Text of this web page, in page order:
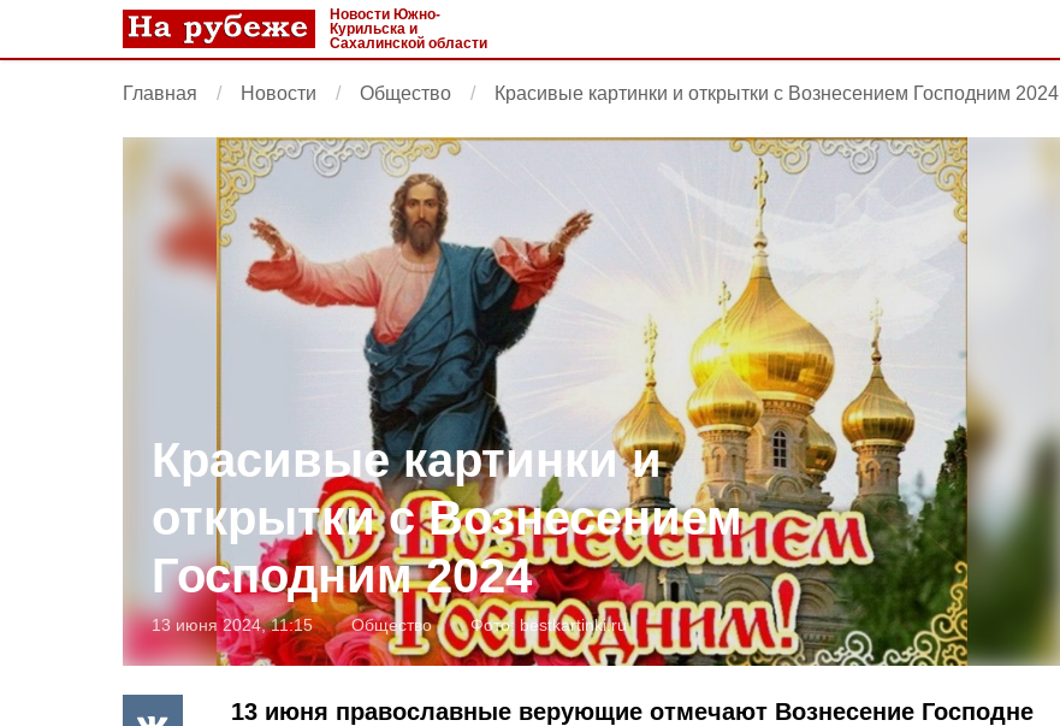
Новости Южно-
Курильска и
Сахалинской области
Главная Новости Общество Красивые картинки и открытки с Вознесением Господним 2024
Красивые картинки и
открытки с Вознесением
Господним 2024
13 июня 2024, 11:15 Общество Фото: bestkartinki.ru
13 июня православные верующие отмечают Вознесение Господне